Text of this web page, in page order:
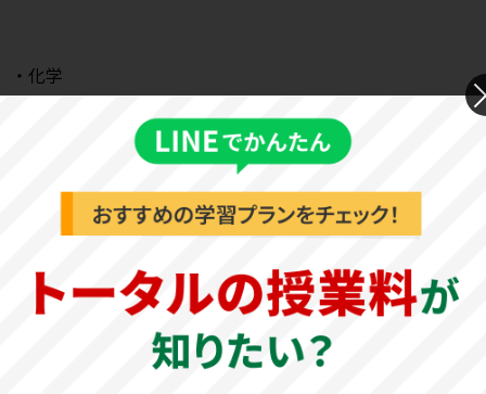
・化学
化学基礎・化学のすべての範囲から出題されるため、苦手
分野を作らないようバランスよく学習することが大切で
す。2023年度は大問6題構成で、混合気体の圧力や金属の反
応性、錯イオン、気体、芳香族化合物、ベンゼン環などに
関する問題が出題されました。計算問題も含まれるため、
う。